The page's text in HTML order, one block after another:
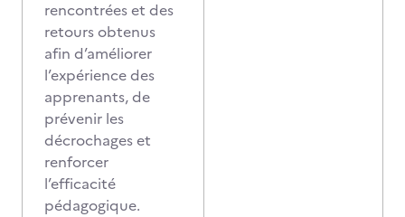
rencontréeset des
retours obtenus
afin d’améliorer
l’expérience des
apprenants, de
prévenir les
décrochages et
renforcer
l’efficacité
pédagogique.